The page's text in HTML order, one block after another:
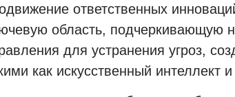
ответственных
область, подчеркивающую
для устранения угроз,
как искусственный